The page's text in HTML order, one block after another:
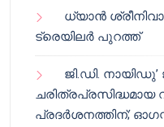
ധ്യാൻ
ട്രെയിലർ പുറത്ത്
ജി.ഡി.
ചരിത്രപ്രസിദ്ധമായ
പ്രദർശനത്തിന്;